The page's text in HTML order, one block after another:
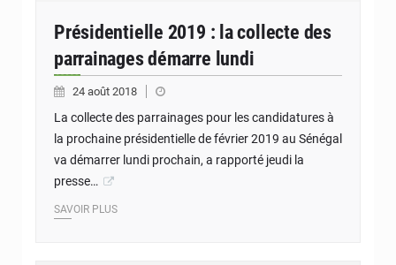
Présidentielle 2019 : la collecte des
parrainages démarre lundi
24 août 2018
La collecte des parrainages pour les candidatures à
la prochaine présidentielle de février 2019 au Sénégal
va démarrer lundi prochain, a rapporté jeudi la
presse…
SAVOIR PLUS